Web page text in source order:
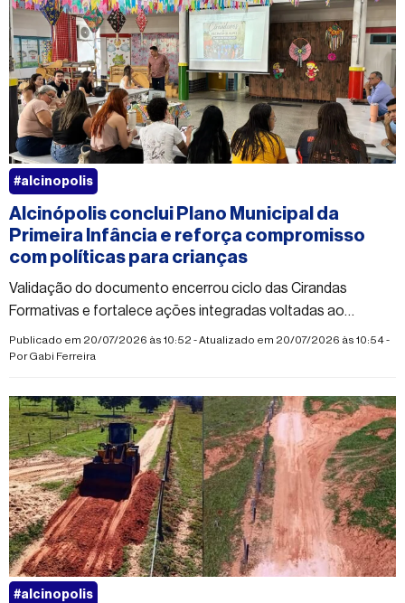
Alcinópolis conclui Plano Municipal da
Primeira Infância e reforça compromisso
com políticas para crianças
Validação do documento encerrou ciclo das Cirandas
Formativas e fortalece ações integradas voltadas ao
desenvolvimento infantil
Publicado em 20/07/2026 às 10:52 - Atualizado em 20/07/2026 às 10:54 -
PorGabi Ferreira
#alcinopolis
#alcinopolis